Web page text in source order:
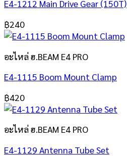
E4-1212 Main Drive Gear (150T)
฿240
อะไหล่ ฮ.BEAM E4 PRO
E4-1115 Boom Mount Clamp
฿420
อะไหล่ ฮ.BEAM E4 PRO
E4-1129 Antenna Tube Set